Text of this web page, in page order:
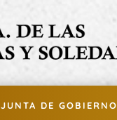
JUNTA DE GOBIERNO